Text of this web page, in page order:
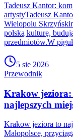
Tadeusz Kantor:
artystyTadeusz
Wielopolu
polską kulturę,
przedmiotów.W
5 sie 2026
Przewodnik
Krakow
najlepszych
Krakow jeziora to
Małopolsce,